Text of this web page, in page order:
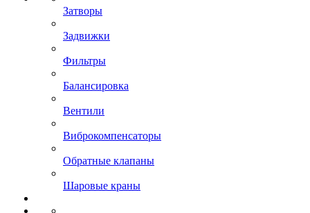
Затворы
Задвижки
Фильтры
Балансировка
Вентили
Виброкомпенсаторы
Обратные клапаны
Шаровые краны